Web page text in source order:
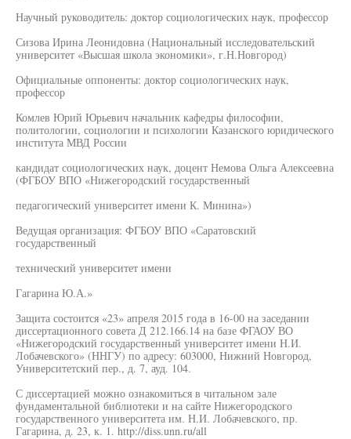
Научный руководитель: доктор социологических наук, профессор
Сизова Ирина Леонидовна (Национальный исследовательский
университет «Высшая школа экономики», г.Н.Новгород)
Официальные оппоненты: доктор социологических наук,
профессор
Комлев Юрий Юрьевич начальник кафедры философии,
политологии, социологии и психологии Казанского юридического
института МВД России
кандидат социологических наук, доцент Немова Ольга Алексеевна
(ФГБОУ ВПО «Нижегородский государственный
педагогический университет имени К. Минина»)
Ведущая организация: ФГБОУ ВПО «Саратовский
государственный
технический университет имени
Гагарина Ю.А.»
Защита состоится «23» апреля 2015 года в 16-00 на заседании
диссертационного совета Д 212.166.14 на базе ФГАОУ ВО
«Нижегородский государственный университет имени Н.И.
Лобачевского» (ННГУ) по адресу: 603000, Нижний Новгород,
Университетский пер., д. 7, ауд. 104.
С диссертацией можно ознакомиться в читальном зале
фундаментальной библиотеки и на сайте Нижегородского
государственного университета им. Н.И. Лобачевского, пр.
Гагарина, д. 23, к. 1. http://diss.unn.ru/all